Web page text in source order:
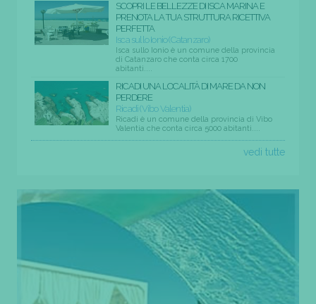
SCOPRI LE BELLEZZE DI ISCA MARINA E
PRENOTA LA TUA STRUTTURA RICETTIVA
PERFETTA
Isca sullo Ionio (Catanzaro)
Isca sullo Ionio è un comune della provincia
di Catanzaro che conta circa 1700
abitanti....
RICADI UNA LOCALITÀ DI MARE DA NON
PERDERE
Ricadi (Vibo Valentia)
Ricadi è un comune della provincia di Vibo
Valentia che conta circa 5000 abitanti....
vedi tutte